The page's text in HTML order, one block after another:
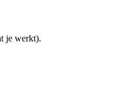
je werkt).